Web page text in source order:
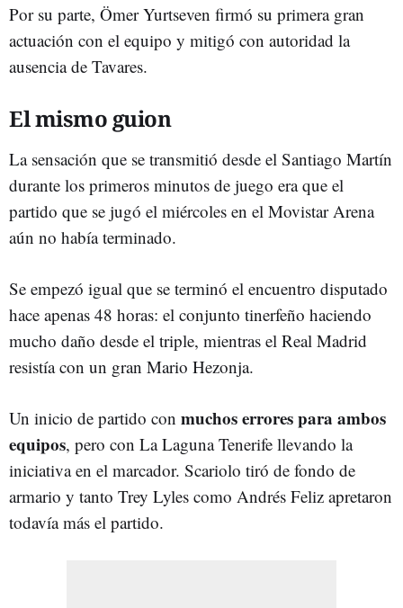
Por su parte, Ömer Yurtseven firmó su primera gran
actuación con el equipo y mitigó con autoridad la
ausencia de Tavares.
El mismo guion
La sensación que se transmitió desde el Santiago Martín
durante los primeros minutos de juego era que el
partido que se jugó el miércoles en el Movistar Arena
aún no había terminado.
Se empezó igual que se terminó el encuentro disputado
hace apenas 48 horas: el conjunto tinerfeño haciendo
mucho daño desde el triple, mientras el Real Madrid
resistía con un gran Mario Hezonja.
Un inicio de partido con muchos errores para ambos
equipos, pero con La Laguna Tenerife llevando la
iniciativa en el marcador. Scariolo tiró de fondo de
armario y tanto Trey Lyles como Andrés Feliz apretaron
todavía más el partido.